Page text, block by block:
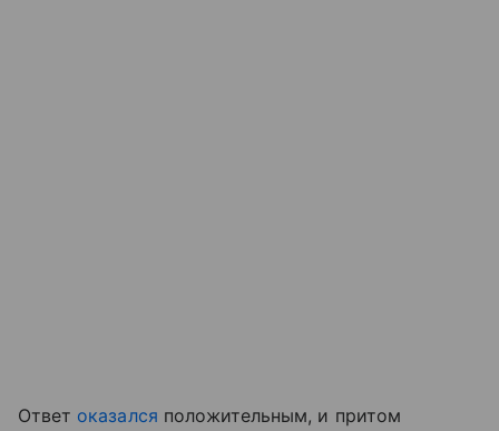
Ответ оказался положительным, и притом